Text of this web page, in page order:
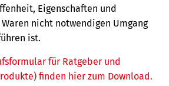
Eigenschaften und
nicht notwendigen Umgang
ist.
für Ratgeber und
finden hier zum Download.